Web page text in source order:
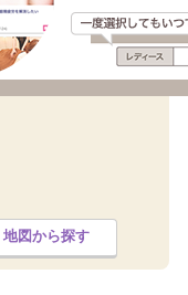
地図から探す